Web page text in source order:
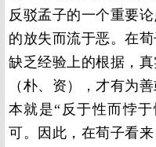
反驳孟子的一个重要
的放失而流于恶。在
缺乏经验上的根据，
（朴、资），才有为
本就是“反于性而悖
可。因此，在荀子看